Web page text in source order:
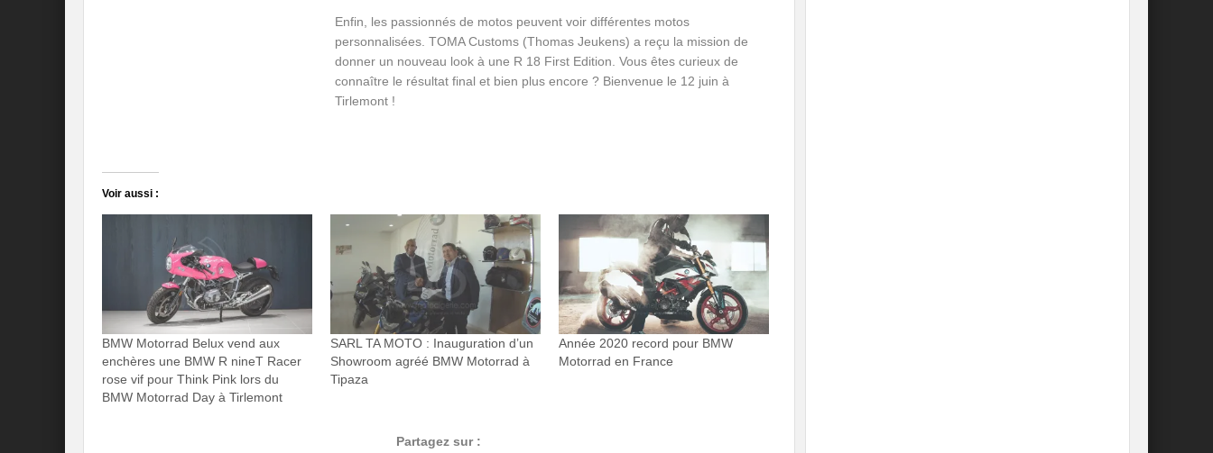
Enfin, les passionnés de motos peuvent voir différentes motos
personnalisées. TOMA Customs (Thomas Jeukens) a reçu la mission de
donner un nouveau look à une R 18 First Edition. Vous êtes curieux de
connaître le résultat final et bien plus encore ? Bienvenue le 12 juin à
Tirlemont !
Voir aussi :
BMW Motorrad Belux vend aux
enchères une BMW R nineT Racer
rose vif pour Think Pink lors du
BMW Motorrad Day à Tirlemont
SARL TA MOTO : Inauguration d’un
Showroom agréé BMW Motorrad à
Tipaza
Année 2020 record pour BMW
Motorrad en France
Partagez sur :